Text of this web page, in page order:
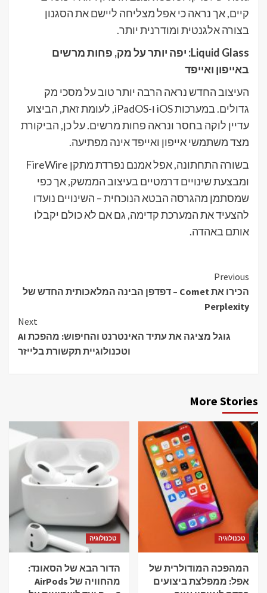
קיים, אך נראה כי אפל מצליחה ליישם את הסגנון
בצורה אלגנטית ומודרנית יותר.
Liquid Glass: יפה יותר על מק, פחות מרשים
באייפון ואייפד
העיצוב החדש נראה הרבה יותר טוב על מסכי מק
גדולים. במערכות iOS ו-iPadOS, לעומת זאת, הביצוע
עדיין לוקה בחסר ונראה פחות מרשים. על כן, הביקורת
מצד משתמשי אייפון ואייפד אינה מפתיעה.
בשורה התחתונה, אפל אמנם נפרדת מתקן FireWire
ומבצעת שינויים דרמטיים בעיצוב הממשק, אך כפי
שמסתמן מהגרסה הבטא הנוכחית – השינויים נועדו
להצעיד את המערכת קדימה, גם אם לא כולם יקבלו
אותם באהדה.
Continue
Reading
Previous
הכירו את Comet – דפדפן הבינה המלאכותית החדש של
Perplexity
Next
גוגל מציגה את עתיד האינטרנט והחיפוש: מהפכת AI
וטכנולוגיית תקשורת בלייזר
More Stories
טכנולוגיה
המהפכה המודולרית של
אפל: ממפלצת ביצועים
טכנולוגיה
הדור הבא של הסאונד:
מהחוויה של AirPods